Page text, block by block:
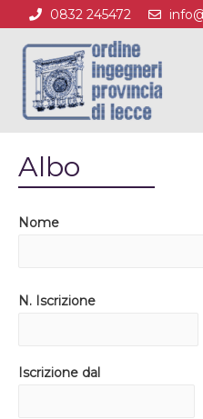
0832 245472
Albo
Nome
N. Iscrizione
Iscrizione dal